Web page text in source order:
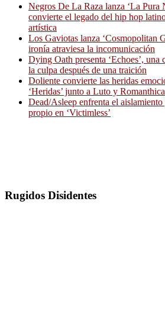
Negros De La Raza lanza ‘La Pura
convierte el legado del hip hop
artística
Los Gaviotas lanza ‘Cosmopolitan
ironía atraviesa la incomunicación
Dying Oath presenta ‘Echoes’, una
la culpa después de una traición
Doliente convierte las heridas
‘Heridas’ junto a Luto y Romanthica
Dead/Asleep enfrenta el
propio en ‘Victimless’
Rugidos Disidentes